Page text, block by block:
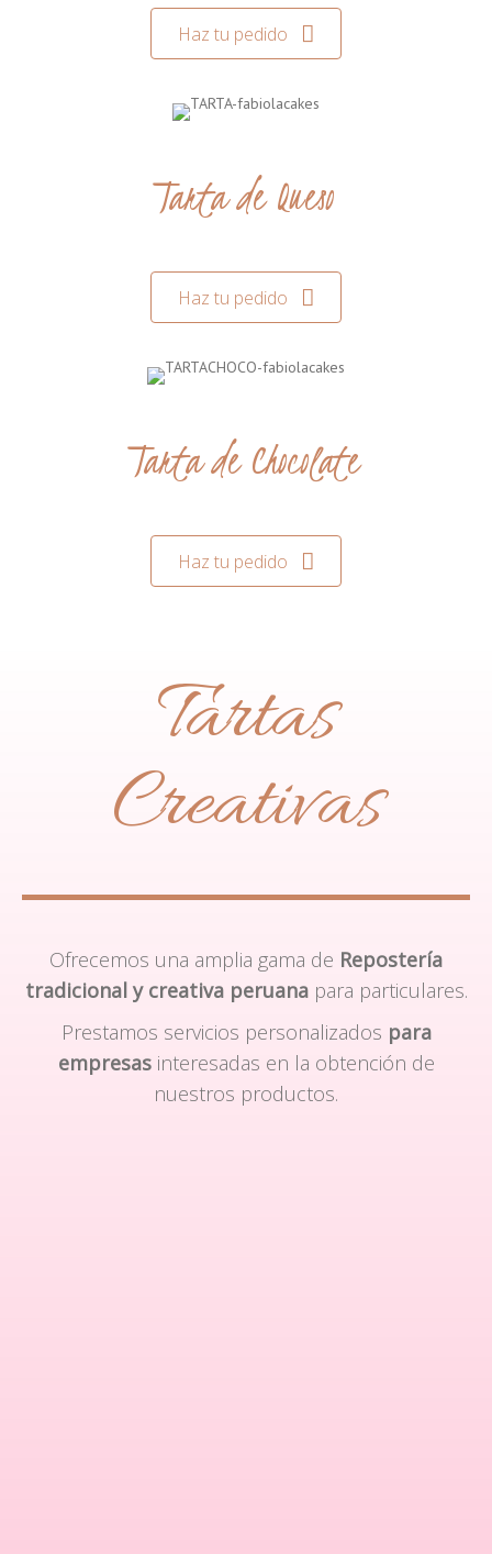
Haz tu pedido
Tarta de Queso
Haz tu pedido
Tarta de Chocolate
Haz tu pedido
Tartas
Creativas
Ofrecemos una amplia gama de Repostería
tradicional y creativa peruanapara particulares.
Prestamos servicios personalizados para
empresasinteresadas en la obtención de
nuestros productos.